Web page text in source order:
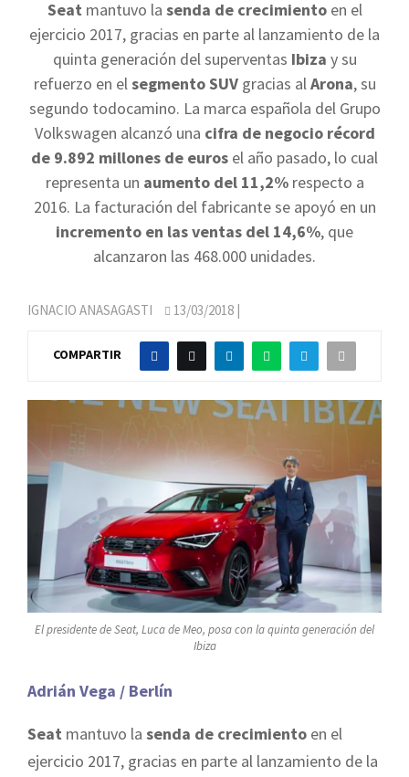
Seat mantuvo la senda de crecimientoen el
ejercicio 2017, gracias en parte al lanzamiento de la
quinta generación del superventas Ibiza y su
refuerzo en elsegmento SUV gracias alArona, su
segundo todocamino. La marca española del Grupo
Volkswagen alcanzó una cifra de negocio récord
de 9.892 millones de euros el año pasado, lo cual
representa un aumento del 11,2%respecto a
2016. La facturación del fabricante se apoyó en un
incremento en las ventas del 14,6%, que
alcanzaron las 468.000 unidades.
IGNACIO ANASAGASTI 13/03/2018 |
COMPARTIR
El presidente de Seat, Luca de Meo, posa con la quinta generación del
Ibiza
Adrián Vega / Berlín
Seat mantuvo la senda de crecimiento en el
ejercicio 2017, gracias en parte al lanzamiento de la